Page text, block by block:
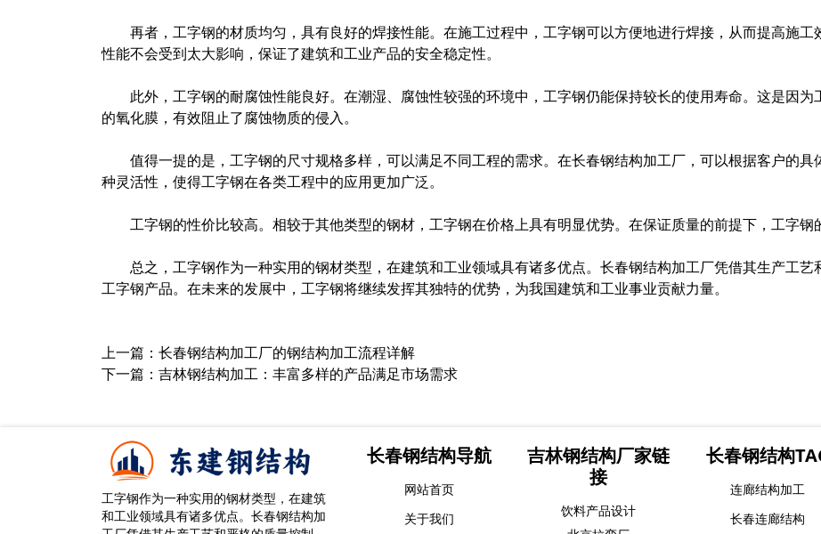
再者，工字钢的材质均匀，具有良好的焊接性能。在施工过程中，工字钢可以方便地进行焊接，从而提高施
性能不会受到太大影响，保证了建筑和工业产品的安全稳定性。
此外，工字钢的耐腐蚀性能良好。在潮湿、腐蚀性较强的环境中，工字钢仍能保持较长的使用寿命。这是因
的氧化膜，有效阻止了腐蚀物质的侵入。
值得一提的是，工字钢的尺寸规格多样，可以满足不同工程的需求。在长春钢结构加工厂，可以根据客户的
种灵活性，使得工字钢在各类工程中的应用更加广泛。
工字钢的性价比较高。相较于其他类型的钢材，工字钢在价格上具有明显优势。在保证质量的前提下，工字钢
总之，工字钢作为一种实用的钢材类型，在建筑和工业领域具有诸多优点。长春钢结构加工厂凭借其生产工
工字钢产品。在未来的发展中，工字钢将继续发挥其独特的优势，为我国建筑和工业事业贡献力量。
上一篇： 长春钢结构加工厂的钢结构加工流程详解
下一篇： 吉林钢结构加工：丰富多样的产品满足市场需求
工字钢作为一种实用的钢材类型，在建筑
和工业领域具有诸多优点。长春钢结构加
长春钢结构导航
网站首页
关于我们
吉林钢结构厂家链
接
饮料产品设计
长春钢结构
连廊结构加工
长春连廊结构